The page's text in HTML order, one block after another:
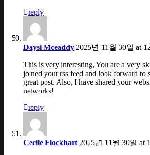
reply
Daysi Mceaddy 2025년 11월 30일 at
This is very interesting, You are a very
joined your rss feed and look forward to
great post. Also, I have shared your
networks!
reply
Cecile Flockhart 2025년 11월 30일 at